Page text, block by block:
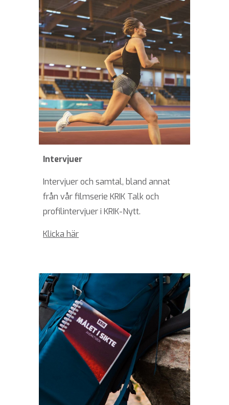
Intervjuer
Intervjuer och samtal, bland annat
från vår filmserie KRIK Talk och
profilintervjuer i KRIK-Nytt.
Klicka här